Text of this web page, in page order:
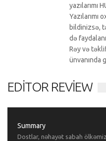
yazılarımı
Yazılarımı
bildinizsə,
də
Rəy və
ünvanında
EDITOR REVIEW
Summary
Dostlar, nəhayət sabah